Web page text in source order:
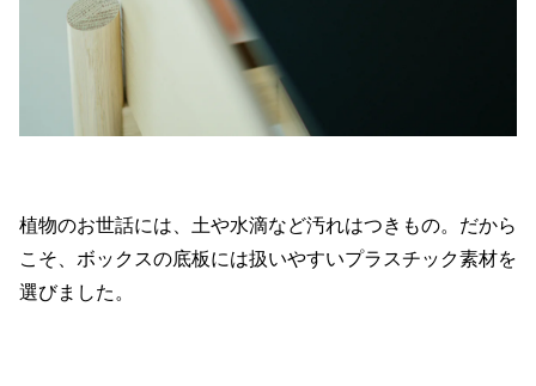
植物のお世話には、土や水滴など汚れはつきもの。だから
こそ、ボックスの底板には扱いやすいプラスチック素材を
選びました。